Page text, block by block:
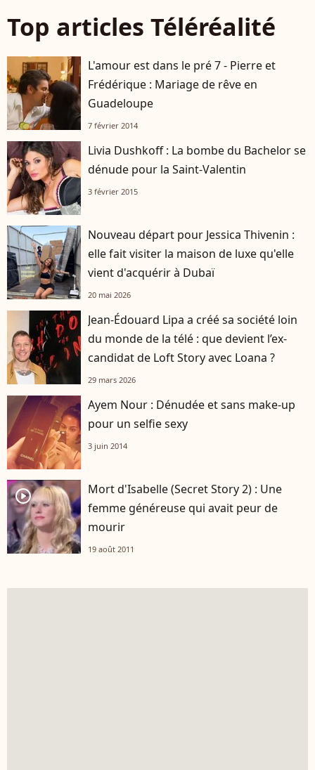
Top articles Téléréalité
L'amour est dans le pré 7 - Pierre et
Frédérique : Mariage de rêve en
Guadeloupe
7 février 2014
Livia Dushkoff : La bombe du Bachelor se
dénude pour la Saint-Valentin
3 février 2015
Nouveau départ pour Jessica Thivenin :
elle fait visiter la maison de luxe qu'elle
vient d'acquérir à Dubaï
20 mai 2026
Jean-Édouard Lipa a créé sa société loin
du monde de la télé : que devient l’ex-
candidat de Loft Story avec Loana ?
29 mars 2026
Ayem Nour : Dénudée et sans make-up
pour un selfie sexy
3 juin 2014
player2
Mort d'Isabelle (Secret Story 2) : Une
femme généreuse qui avait peur de
mourir
19 août 2011